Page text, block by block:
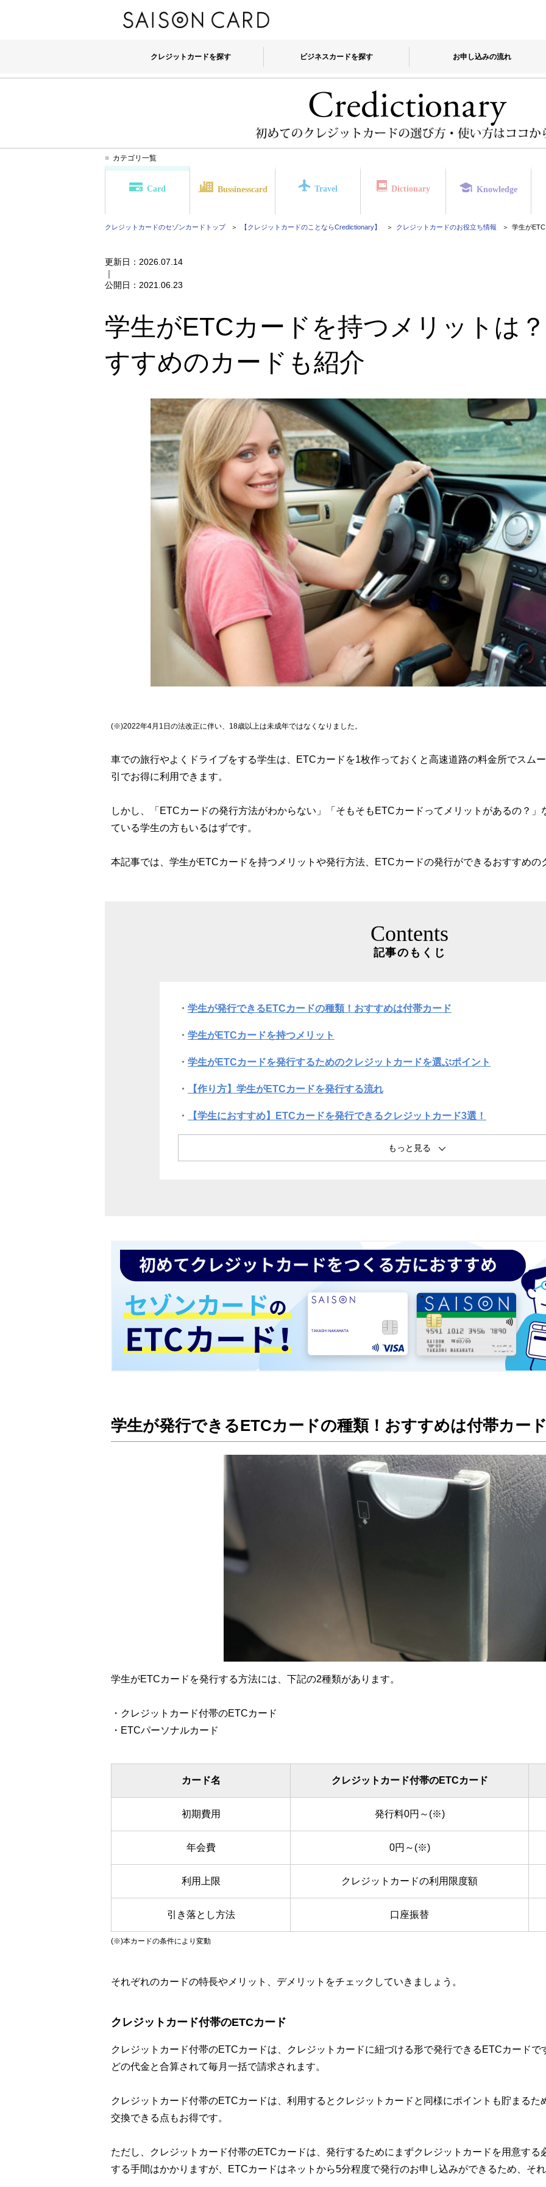
クレジットカードを探す ビジネスカードを探す お申し込みの流れ
カテゴリ一覧
Card Bussinesscard Travel Dictionary Knowledge
クレジットカードのセゾンカード トップ 【クレジットカードのことならCredictionary】 クレジットカードのお役立ち情報 学生が
更新日： 2026.07.14
｜
公開日： 2021.06.23
学生がETCカードを持つメリットは
すすめのカードも紹介
(※)2022年4月1日の法改正に伴い、18歳以上は未成年ではなくなりました。
車での旅行やよくドライブをする学生は、ETCカードを1枚作っておくと高速道路の料金所でスム
引でお得に利用できます。
しかし、「ETCカードの発行方法がわからない」「そもそもETCカードってメリットがあるの？
ている学生の方もいるはずです。
本記事では、学生がETCカードを持つメリットや発行方法、ETCカードの発行ができるおすすめの
Contents
記事のもくじ
学生が発行できるETCカードの種類！おすすめは付帯カード
学生がETCカードを持つメリット
学生がETCカードを発行するためのクレジットカードを選ぶポイント
【作り方】学生がETCカードを発行する流れ
【学生におすすめ】ETCカードを発行できるクレジットカード3選！
学生がETCカードを発行する際によくある質問
学生が発行できるETCカードの種類！おすすめは付帯カー
学生がETCカードを発行する方法には、下記の2種類があります。
・クレジットカード付帯のETCカード
・ETCパーソナルカード
カード名 クレジットカード付帯のETCカード
初期費用 発行料0円～(※)
年会費 0円～(※)
利用上限 クレジットカードの利用限度額
引き落とし方法 口座振替
(※)本カードの条件により変動
それぞれのカードの特長やメリット、デメリットをチェックしていきましょう。
クレジットカード付帯のETCカード
クレジットカード付帯のETCカードは、クレジットカードに紐づける形で発行できるETCカード
どの代金と合算されて毎月一括で請求されます。
クレジットカード付帯のETCカードは、利用するとクレジットカードと同様にポイントも貯まる
交換できる点もお得です。
ただし、クレジットカード付帯のETCカードは、発行するためにまずクレジットカードを用意す
する手間はかかりますが、ETCカードはネットから5分程度で発行のお申し込みができるため、そ